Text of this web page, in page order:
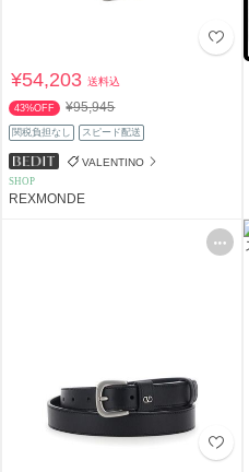
¥54,203送料込
43%OFF ¥95,945
関税負担なし スピード配送
VALENTINO
SHOP
REXMONDE